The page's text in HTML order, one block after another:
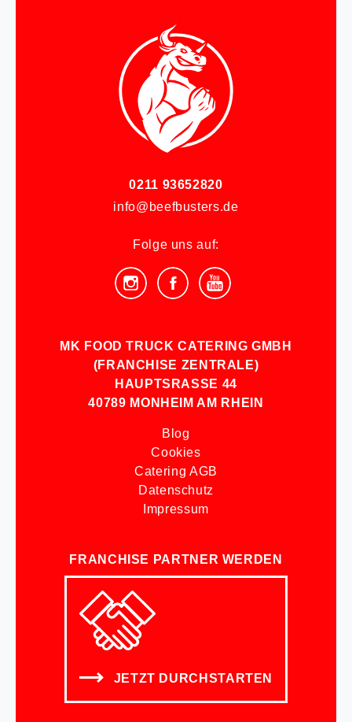
0211 93652820
info@beefbusters.de
Folge uns auf:
MK FOOD TRUCK CATERING GMBH
(FRANCHISE ZENTRALE)
HAUPTSRASSE 44
40789 MONHEIM AM RHEIN
Blog
Cookies
Catering AGB
Datenschutz
Impressum
FRANCHISE PARTNER WERDEN
JETZT DURCHSTARTEN